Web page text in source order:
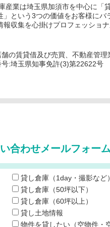
産業は埼玉県加須市を中心に
」という3つの価値をお客様に
収集を心掛けプロフェッショ
舗の賃貸借及び売買、不動産管
:埼玉県知事免許(3)第22622号
合わせメールフォーム
貸し倉庫（1day・撮影など）
貸し倉庫（50坪以下）
貸し倉庫（60坪以上）
貸し土地情報
物件を貸したい（空物件・